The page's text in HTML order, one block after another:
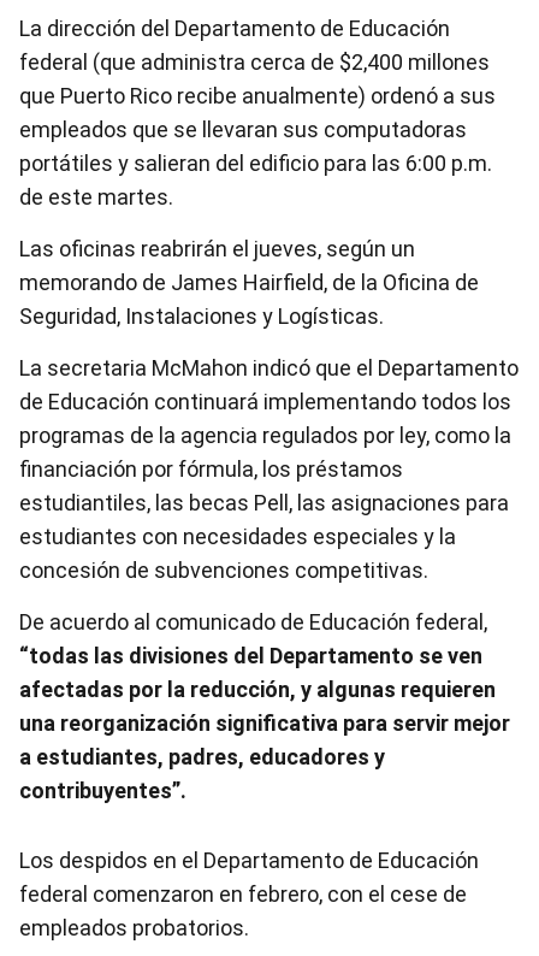
La dirección del Departamento de Educación
federal (que administra cerca de $2,400 millones
que Puerto Rico recibe anualmente) ordenó a sus
empleados que se llevaran sus computadoras
portátiles y salieran del edificio para las 6:00 p.m.
de este martes.
Las oficinas reabrirán el jueves, según un
memorando de James Hairfield, de la Oficina de
Seguridad, Instalaciones y Logísticas.
La secretaria McMahon indicó que el Departamento
de Educación continuará implementando todos los
programas de la agencia regulados por ley, como la
financiación por fórmula, los préstamos
estudiantiles, las becas Pell, las asignaciones para
estudiantes con necesidades especiales y la
concesión de subvenciones competitivas.
De acuerdo al comunicado de Educación federal,
“todas las divisiones del Departamento se ven
afectadas por la reducción, y algunas requieren
una reorganización significativa para servir mejor
a estudiantes, padres, educadores y
contribuyentes”.
Los despidos en el Departamento de Educación
federal comenzaron en febrero, con el cese de
empleados probatorios.